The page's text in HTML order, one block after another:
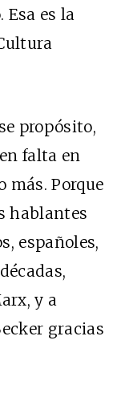
es la
propósito,
falta en
más. Porque
hablantes
españoles,
y a
gracias